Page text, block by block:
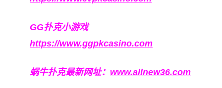
GG扑克小游戏
https://www.ggpkcasino.com
蜗牛扑克最新网址： www.allnew36.com